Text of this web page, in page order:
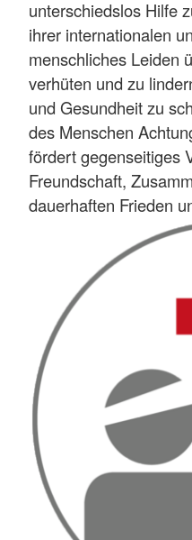
unterschiedslos Hilfe
ihrer internationalen
menschliches Leiden
verhüten und zu
und Gesundheit zu
des Menschen
fördert gegenseitiges
Freundschaft,
dauerhaften Frieden